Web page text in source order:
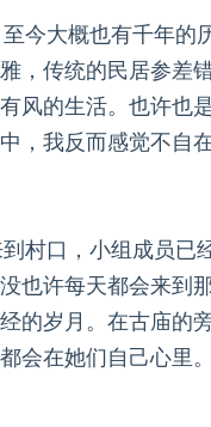
今大概也有千年的
，传统的民居参差
风的生活。也许也
，我反而感觉不自在
村口，小组成员已
也许每天都会来到
的岁月。在古庙的
会在她们自己心里。